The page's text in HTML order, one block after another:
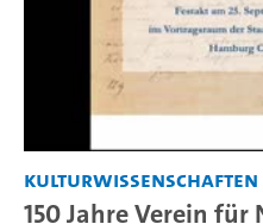
Kulturwissenschaften
150 Jahre Verein für